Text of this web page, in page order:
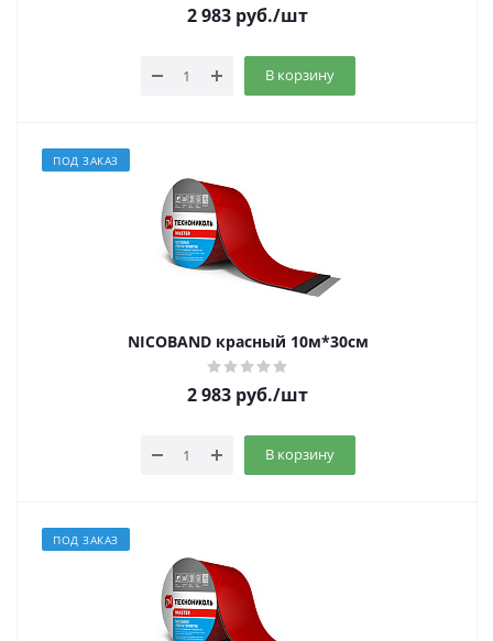
2 983 руб./шт
В корзину
ПОД ЗАКАЗ
NICOBAND красный 10м*30см
2 983 руб./шт
В корзину
ПОД ЗАКАЗ